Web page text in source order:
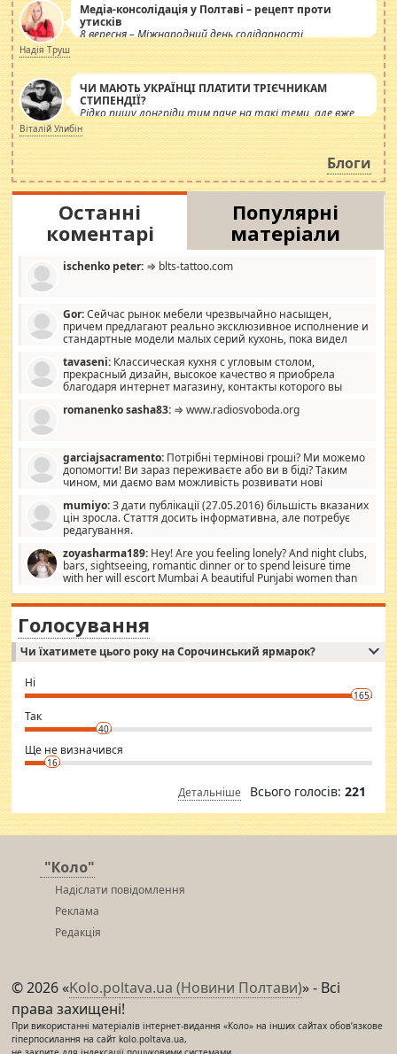
Медіа-консолідація у Полтаві – рецепт проти
утисків
8 вересня – Міжнародний день солідарності
журналістів.
Надія Труш
ЧИ МАЮТЬ УКРАЇНЦІ ПЛАТИТИ ТРІЄЧНИКАМ
СТИПЕНДІЇ?
Рідко пишу лонгріди тим паче на такі теми, але вже
просто дістало! Обурюють сьогоднішні інсенуації
навколо стипендіального питання. Штучно
роздувається ще одна соціальна катастрофа.
Віталій Улибін
Блоги
Останні
коментарі
Популярні
матеріали
ischenko peter: ⇒ blts-tattoo.com
Gor:Сейчас рынок мебели чрезвычайно насыщен,
причем предлагают реально эксклюзивное исполнение и
стандартные модели малых серий кухонь, пока видел
стандартные формы, в MebelOk, креативненько и что главное -
со вкусом все в порядке, без ненужных наворотов удорожающих
мебель, а это не последний фактор.
tavaseni: Классическая кухня с угловым столом,
прекрасный дизайн, высокое качество я приобрела
благодаря интернет магазину, контакты которого вы
romanenko sasha83: ⇒ www.radiosvoboda.org
garciajsacramento: Потрібні термінові гроші? Ми можемо
допомогти! Ви зараз переживаєте або ви в біді? Таким
чином, ми даємо вам можливість розвивати нові
допомагати людям, які намагаються дати їм шанс. Кожен
заслуговує на другий шанс, і, оскільки влада не зможе, вони
повинні приймати від інших. Для нас нема багато суми, і зрілість
витрат, а тільки узгоджених сум і нічого іншого. Не чекайте і не
коментуйте цей пост. Введіть суму, яку ви хочете подати, і ми
зв'яжемося з вами з усіма варіантами. зв'яжіться з нами
сьогодні на garciajsacramento@gmail.com Вам потрібні термінові
гроші? Ми можемо допомогти!
mumiyo:З дати публікації (27.05.2016) більшість вказаних
цін зросла. Стаття досить інформативна, але потребує
редагування.
zoyasharma189: Hey! Are you feeling lonely? And night clubs,
bars, sightseeing, romantic dinner or to spend leisure time
with her will escort Mumbai A beautiful Punjabi women than
sexy escort companion in arms that you guys feel like 5 star luxury
hotel had to spend the night in their search for loved solitaire free
woman "Love Solitaire" beautiful figure and shapely body shapes.
Independent escort in Mumbai, truthful, friendly and cheerful girl.
WhatsApp via an easily can see the latest pictures of her body and the
want to meet new people. Sakshi Mirchandani health and figure
conscious in order to keep yourself fit and regularly go to the health
club.
⇒ sakshimirchandani.com
Голосування
Чи їхатимете цього року на Сорочинський ярмарок?
Ні
165
Так
40
Ще не визначився
16
Детальніше Всього голосів: 221
"Коло"
Надіслати повідомлення
Реклама
Редакція
© 2026 «Kolo.poltava.ua (Новини Полтави)» - Всі
права захищені!
При використанні матеріалів інтернет-видання «Коло» на інших сайтах обов’язкове
гіперпосилання на сайт kolo.poltava.ua,